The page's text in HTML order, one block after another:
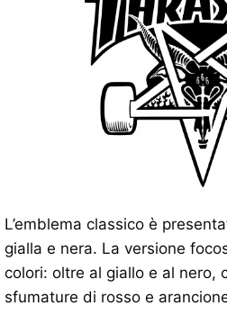
L’emblema classico è
gialla e nera. La versione
colori: oltre al giallo e al nero,
sfumature di rosso e